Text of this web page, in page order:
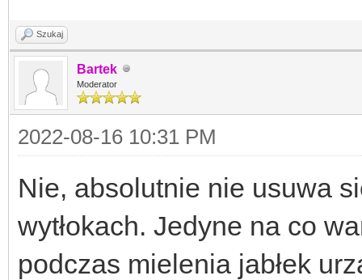
Szukaj
Bartek
Moderator
2022-08-16 10:31 PM
Nie, absolutnie nie usuwa
wytłokach. Jedyne na co
podczas mielenia jabłek